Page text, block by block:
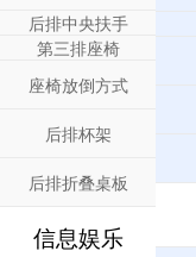
后排中央扶手
第三排座椅
座椅放倒方式
后排杯架
后排折叠桌板
信息娱乐